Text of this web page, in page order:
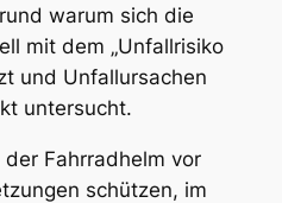
warum sich die
mit dem „Unfallrisiko
und Unfallursachen
untersucht.
der Fahrradhelm vor
schützen, im